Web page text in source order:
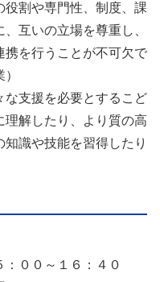
割や専門性、制度、課
互いの立場を尊重し、
携を行うことが不可欠で
支援を必要とするこど
理解したり、より質の高
識や技能を習得したり
００～１６：４０